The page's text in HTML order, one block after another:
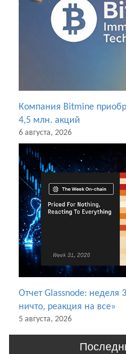
Компания Bitmine
4,5 млн. акций
6 августа, 2026
Отчет Glassnode:
ничто, реакция на все»
5 августа, 2026